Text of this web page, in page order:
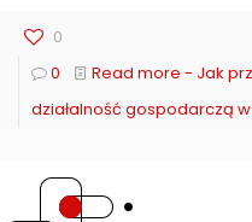
0
0
Read more - Jak
działalność gospodarczą w